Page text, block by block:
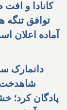
کانادا و افت
توافق تنگه
آماده اعلان
پادگان کرد؛